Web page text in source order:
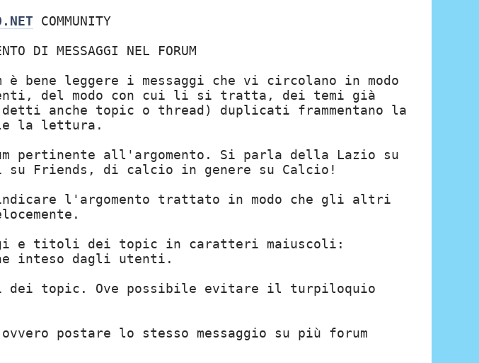
COMMUNITY
DI MESSAGGI NEL FORUM
è bene leggere i messaggi che vi circolano in modo
del modo con cui li si tratta, dei temi già
anche topic o thread) duplicati frammentano la
la lettura.
pertinente all'argomento. Si parla della Lazio su
su Friends, di calcio in genere su Calcio!
l'argomento trattato in modo che gli altri
e titoli dei topic in caratteri maiuscoli:
inteso dagli utenti.
dei topic. Ove possibile evitare il turpiloquio
postare lo stesso messaggio su più forum